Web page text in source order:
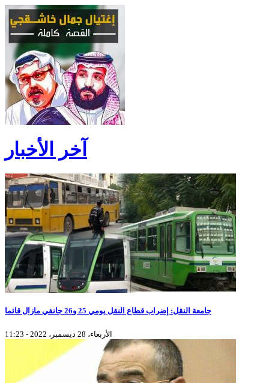
آخر الأخبار
جامعة النقل: إضراب قطاع النقل يومي 25 و26 جانفي مازال قائما
الأربعاء، 28 ديسمبر، 2022 - 11:23